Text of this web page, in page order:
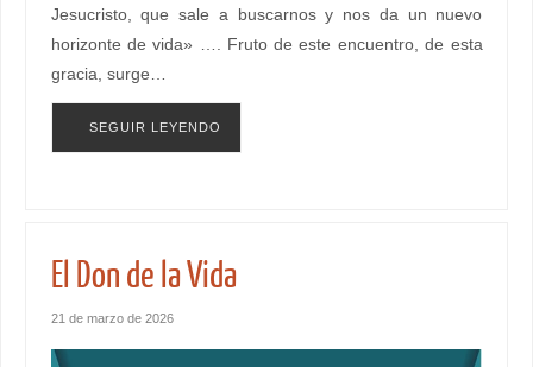
Jesucristo, que sale a buscarnos y nos da un nuevo
horizonte de vida» …. Fruto de este encuentro, de esta
gracia, surge…
SEGUIR LEYENDO
El Don de la Vida
21 de marzo de 2026